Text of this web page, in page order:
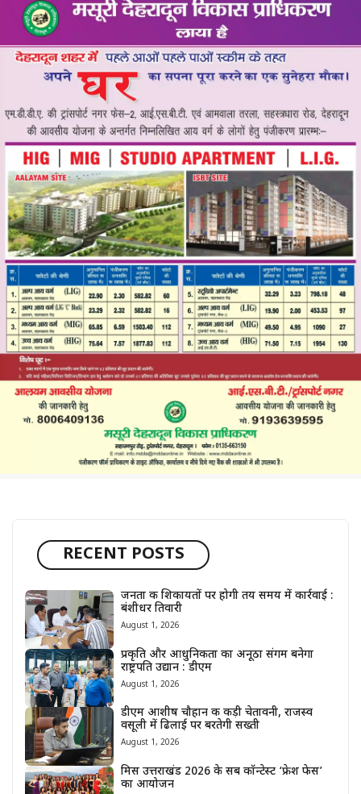
RECENT POSTS
जनता की शिकायतों पर होगी तय समय में कार्रवाई :
बंशीधर तिवारी
August 1, 2026
प्रकृति और आधुनिकता का अनूठा संगम बनेगा
राष्ट्रपति उद्यान : डीएम
August 1, 2026
डीएम आशीष चौहान की कड़ी चेतावनी, राजस्व
वसूली में ढिलाई पर बरतेगी सख्ती
August 1, 2026
मिस उत्तराखंड 2026 के सब कॉन्टेस्ट ‘फ्रेश फेस’
का आयोजन